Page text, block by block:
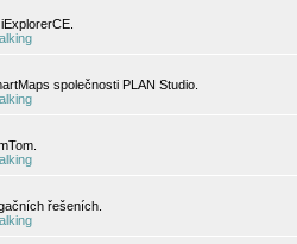
společnosti PLAN Studio.
řešeních.